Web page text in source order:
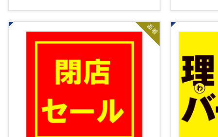
新着